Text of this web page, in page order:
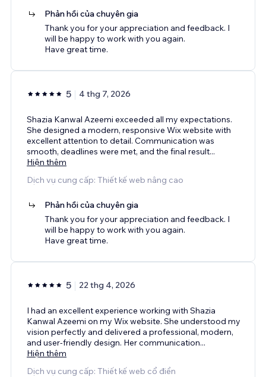
Phản hồi của chuyên gia
Thank you for your appreciation and feedback. I
will be happy to work with you again.
Have great time.
5 4 thg 7, 2026
Shazia Kanwal Azeemi exceeded all my expectations.
She designed a modern, responsive Wix website with
excellent attention to detail. Communication was
smooth, deadlines were met, and the final result...
Hiện thêm
Dịch vụ cung cấp: Thiết kế web nâng cao
Phản hồi của chuyên gia
Thank you for your appreciation and feedback. I
will be happy to work with you again.
Have great time.
5 22 thg 4, 2026
I had an excellent experience working with Shazia
Kanwal Azeemi on my Wix website. She understood my
vision perfectly and delivered a professional, modern,
and user-friendly design. Her communication...
Hiện thêm
Dịch vụ cung cấp: Thiết kế web cổ điển